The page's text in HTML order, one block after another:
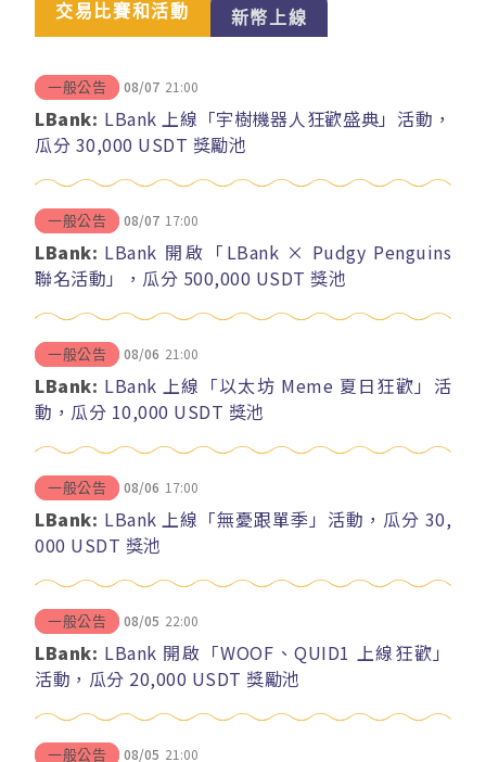
交易比賽和活動 新幣上線
一般公告 08/07 21:00
LBank: LBank 上線「宇樹機器人狂歡盛典」活動，
瓜分 30,000 USDT 獎勵池
一般公告 08/07 17:00
LBank: LBank 開啟「LBank × Pudgy Penguins
聯名活動」，瓜分 500,000 USDT 獎池
一般公告 08/06 21:00
LBank: LBank 上線「以太坊 Meme 夏日狂歡」活
動，瓜分 10,000 USDT 獎池
一般公告 08/06 17:00
LBank: LBank 上線「無憂跟單季」活動，瓜分 30,
000 USDT 獎池
一般公告 08/05 22:00
LBank: LBank 開啟「WOOF、QUID1 上線狂歡」
活動，瓜分 20,000 USDT 獎勵池
一般公告 08/05 21:00